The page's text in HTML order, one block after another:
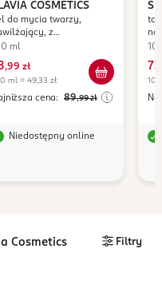
COSMETICS
do mycia twarzy,
z
4%
ml
,99 zł
ml = 49,33 zł
cena: 89,99 zł
Niedostępny online
73
Cosmetics Filtry